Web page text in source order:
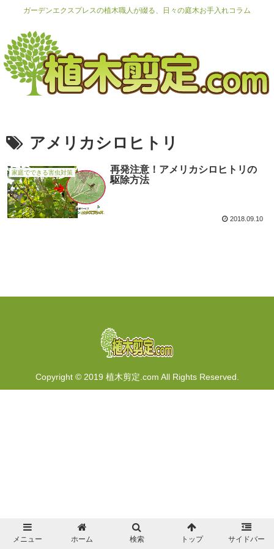
ガーデンエクスプレスの植木職人が綴る、日々の庭木お手入れコラム
アメリカシロヒトリ
家庭でできる害虫対策
再発注意！アメリカシロヒトリの
駆除方法
2018.09.10
Copyright © 2019 植木剪定.com All Rights Reserved.
メニュー ホーム 検索 トップ サイドバー